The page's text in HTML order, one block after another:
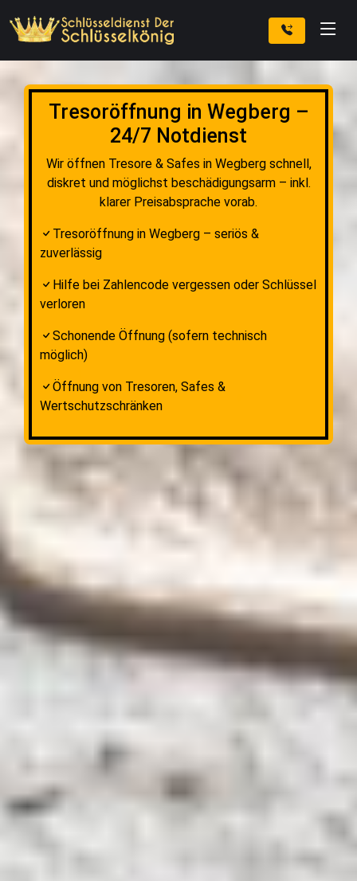
Tresoröffnung in Wegberg –
24/7 Notdienst
Wir öffnen Tresore & Safes in Wegberg schnell,
diskret und möglichst beschädigungsarm – inkl.
klarer Preisabsprache vorab.
Tresoröffnung in Wegberg – seriös &
zuverlässig
Hilfe bei Zahlencode vergessen oder Schlüssel
verloren
Schonende Öffnung (sofern technisch
möglich)
Öffnung von Tresoren, Safes &
Wertschutzschränken